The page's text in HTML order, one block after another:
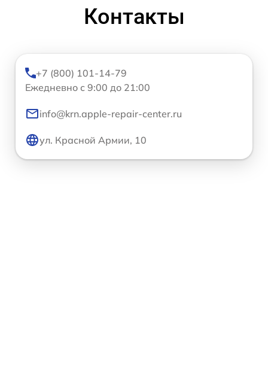
Контакты
+7 (800) 101-14-79
Ежедневно с 9:00 до 21:00
info@krn.apple-repair-center.ru
ул. Красной Армии, 10